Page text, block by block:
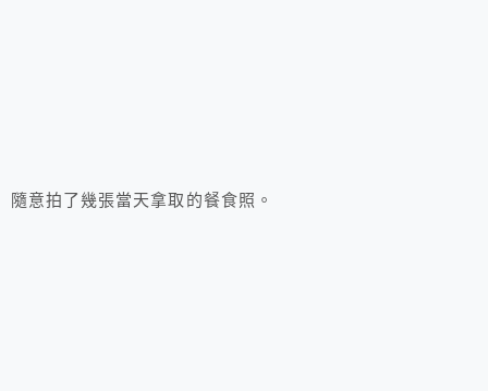
隨意拍了幾張當天拿取的餐食照。